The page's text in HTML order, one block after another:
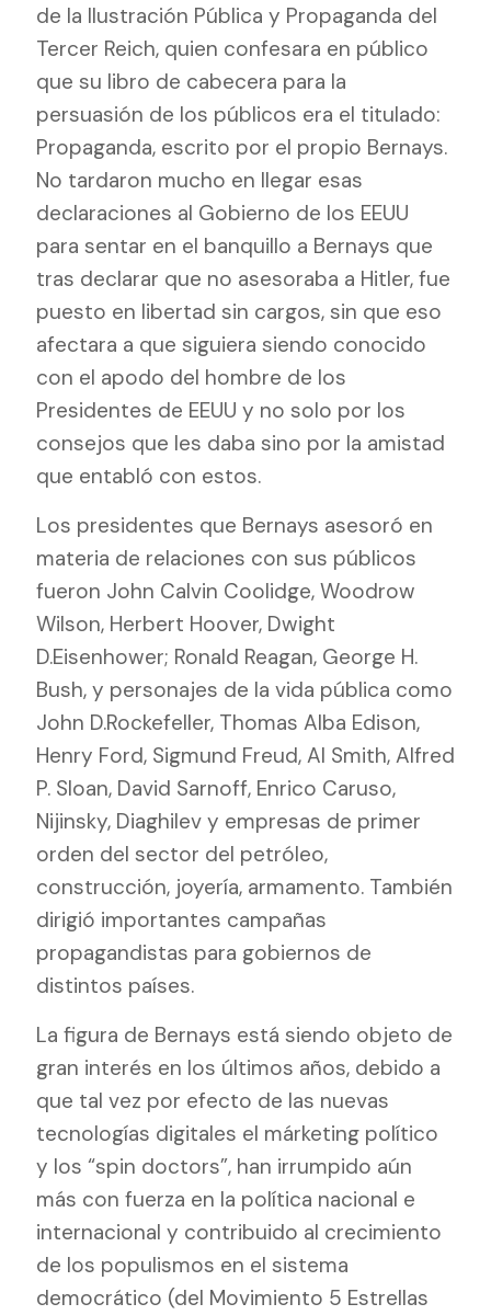
de la Ilustración Pública y Propaganda del
Tercer Reich, quien confesara en público
que su libro de cabecera para la
persuasión de los públicos era el titulado:
Propaganda, escrito por el propio Bernays.
No tardaron mucho en llegar esas
declaraciones al Gobierno de los EEUU
para sentar en el banquillo a Bernays que
tras declarar que no asesoraba a Hitler, fue
puesto en libertad sin cargos, sin que eso
afectara a que siguiera siendo conocido
con el apodo del hombre de los
Presidentes de EEUU y no solo por los
consejos que les daba sino por la amistad
que entabló con estos.
Los presidentes que Bernays asesoró en
materia de relaciones con sus públicos
fueron John Calvin Coolidge, Woodrow
Wilson, Herbert Hoover, Dwight
D.Eisenhower; Ronald Reagan, George H.
Bush, y personajes de la vida pública como
John D.Rockefeller, Thomas Alba Edison,
Henry Ford, Sigmund Freud, Al Smith, Alfred
P. Sloan, David Sarnoff, Enrico Caruso,
Nijinsky, Diaghilev y empresas de primer
orden del sector del petróleo,
construcción, joyería, armamento. También
dirigió importantes campañas
propagandistas para gobiernos de
distintos países.
La figura de Bernays está siendo objeto de
gran interés en los últimos años, debido a
que tal vez por efecto de las nuevas
tecnologías digitales el márketing político
y los “spin doctors”, han irrumpido aún
más con fuerza en la política nacional e
internacional y contribuido al crecimiento
de los populismos en el sistema
democrático (del Movimiento 5 Estrellas